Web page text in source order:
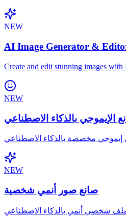
NEW
AI Image Generator &
Create and edit stunning images
NEW
الإيموجي بالذكاء الاصطناعي
إيموجي مخصصة بالذكاء الاصطناعي
NEW
صانع صور أنمي شخصية
شخصي أنمي بالذكاء الاصطناعي